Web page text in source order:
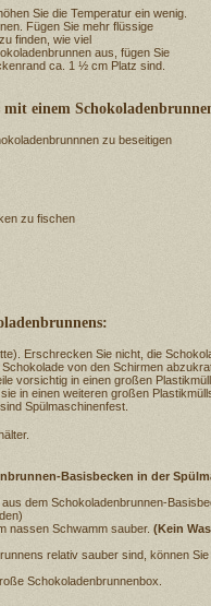
Sie die Temperatur ein wenig.
Fügen Sie mehr flüssige
finden, wie viel
aus, fügen Sie
ca. 1 ½ cm Platz sind.
mit einem
zu beseitigen
zu fischen
Erschrecken Sie nicht, die
von den Schirmen
vorsichtig in einen großen
in einen weiteren großen
Spülmaschinenfest.
Basisbecken in der
dem Schokoladenbrunnen-
nassen Schwamm sauber. (Kein
relativ sauber sind, können
Schokoladenbrunnenbox.